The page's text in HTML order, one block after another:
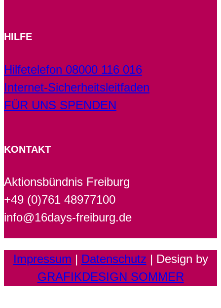
HILFE
Hilfetelefon 08000 116 016
Internet-Sicherheitsleitfaden
FÜR UNS SPENDEN
KONTAKT
Aktionsbündnis Freiburg
+49 (0)761 48977100
info@16days-freiburg.de
Impressum | Datenschutz | Design by
GRAFIKDESIGN SOMMER